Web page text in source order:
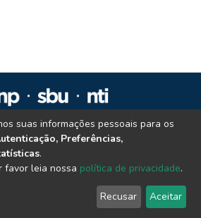
Institucional da UENP
| End User Agreement Send Feedback
suas informações pessoais para os
Preferências,
.
favor leia nossa política de privacidade.
Recusar Aceitar